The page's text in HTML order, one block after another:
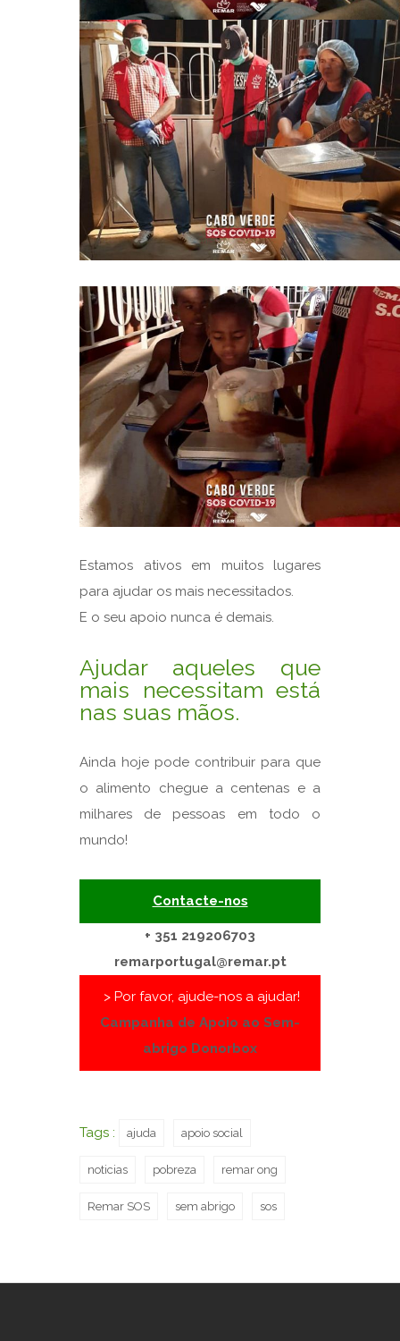
Estamos ativos em muitos lugares
para ajudar os mais necessitados.
E o seu apoio nunca é demais.
Ajudar aqueles que
mais necessitam está
nas suas mãos.
Ainda hoje pode contribuir para que
o alimento chegue a centenas e a
milhares de pessoas em todo o
mundo!
Contacte-nos
+ 351 219206703
remarportugal@remar.pt
> Por favor, ajude-nos a ajudar!
Campanha de Apoio ao Sem-
abrigo Donorbox
Tags : ajuda apoio social
noticias pobreza remar ong
Remar SOS sem abrigo sos